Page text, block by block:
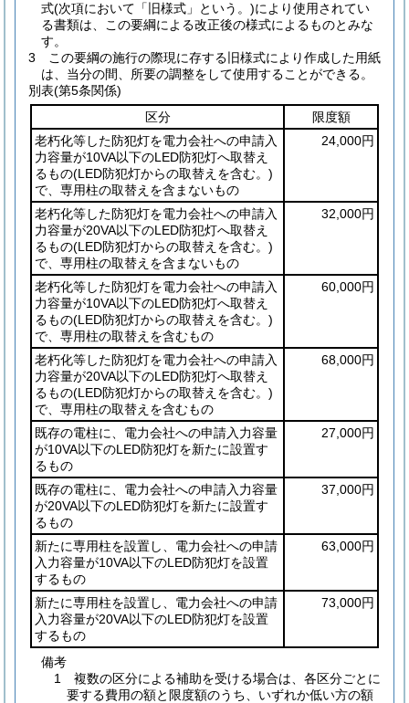
式(次項において「旧様式」という。)により使用されてい
る書類は、この要綱による改正後の様式によるものとみな
す。
3
この要綱の施行の際現に存する旧様式により作成した用紙
は、当分の間、所要の調整をして使用することができる。
別表(第5条関係)
区分
限度額
老朽化等した防犯灯を電力会社への申請入
力容量が10VA以下のLED防犯灯へ取替え
るもの(LED防犯灯からの取替えを含む。)
で、専用柱の取替えを含まないもの
24,000円
老朽化等した防犯灯を電力会社への申請入
力容量が20VA以下のLED防犯灯へ取替え
るもの(LED防犯灯からの取替えを含む。)
で、専用柱の取替えを含まないもの
32,000円
老朽化等した防犯灯を電力会社への申請入
力容量が10VA以下のLED防犯灯へ取替え
るもの(LED防犯灯からの取替えを含む。)
で、専用柱の取替えを含むもの
60,000円
老朽化等した防犯灯を電力会社への申請入
力容量が20VA以下のLED防犯灯へ取替え
るもの(LED防犯灯からの取替えを含む。)
で、専用柱の取替えを含むもの
68,000円
既存の電柱に、電力会社への申請入力容量
が10VA以下のLED防犯灯を新たに設置す
るもの
27,000円
既存の電柱に、電力会社への申請入力容量
が20VA以下のLED防犯灯を新たに設置す
るもの
37,000円
新たに専用柱を設置し、電力会社への申請
入力容量が10VA以下のLED防犯灯を設置
するもの
63,000円
新たに専用柱を設置し、電力会社への申請
入力容量が20VA以下のLED防犯灯を設置
するもの
73,000円
備考
1 複数の区分による補助を受ける場合は、各区分ごとに
要する費用の額と限度額のうち、いずれか低い方の額